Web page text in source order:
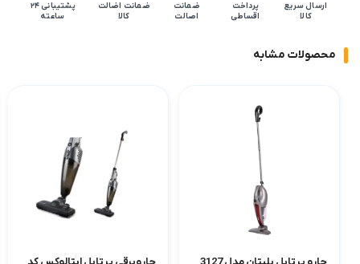
ارسال سریع
کالا
پرداخت
اقساطی
ضمانت
اصالت
ضمانت اضالت
کالا
پشتیبانی 24
ساعته
محصولات مشابه